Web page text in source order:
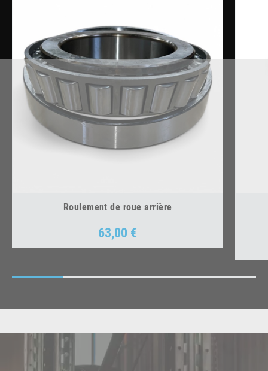
Roulement de roue arrière
Prix
63,00 €